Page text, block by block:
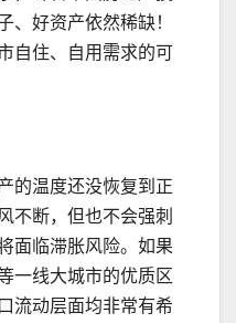
、好资产依然稀缺！
自住、自用需求的可
的温度还没恢复到正
不断，但也不会强刺
面临滞胀风险。如果
一线大城市的优质区
流动层面均非常有希